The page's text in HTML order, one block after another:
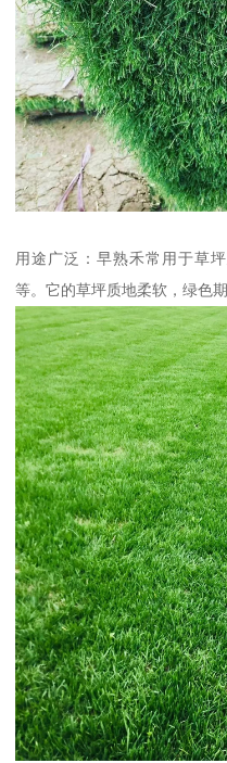
用途广泛：早熟禾常用于草
等。它的草坪质地柔软，绿色